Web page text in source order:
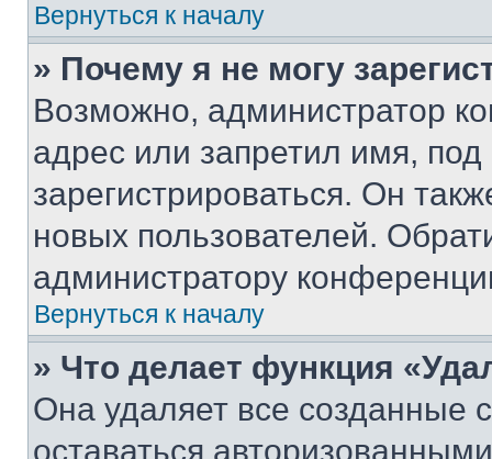
Вернуться к началу
» Почему я не могу
Возможно, администратор
адрес или запретил имя,
зарегистрироваться. Он
новых пользователей.
администратору
Вернуться к началу
» Что делает функция
Она удаляет все созданные
оставаться